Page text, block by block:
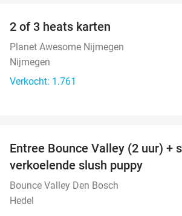
2 of 3 heats karten
Planet Awesome Nijmegen
Nijmegen
Verkocht: 1.761
Entree Bounce Valley (2 uur) +
verkoelende slush puppy
Bounce Valley Den Bosch
Hedel